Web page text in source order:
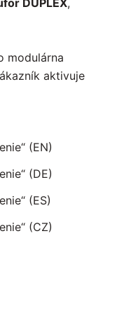
DUPLEX,
modulárna
aktivuje
(EN)
(DE)
(ES)
(CZ)